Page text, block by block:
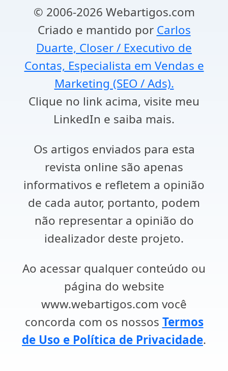
© 2006-2026 Webartigos.com
Criado e mantido por Carlos
Duarte, Closer / Executivo de
Contas, Especialista em Vendas e
Marketing (SEO / Ads).
Clique no link acima, visite meu
LinkedIn e saiba mais.
Os artigos enviados para esta
revista online são apenas
informativos e refletem a opinião
de cada autor, portanto, podem
não representar a opinião do
idealizador deste projeto.
Ao acessar qualquer conteúdo ou
página do website
www.webartigos.com você
concorda com os nossos Termos
de Uso e Política de Privacidade.